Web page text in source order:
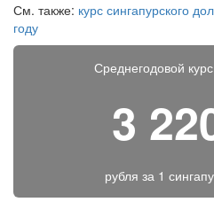
См. также: курс сингапурского
году
Среднегодовой
3
рубля за 1